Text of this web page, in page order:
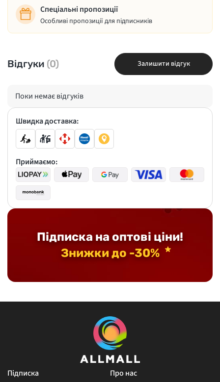
Спеціальні пропозиції
Особливі пропозиції для підписників
Відгуки (0) Залишити відгук
Поки немає відгуків
Підписка на оптові ціни!
Знижки до -30%
Швидка доставка:
Приймаємо:
Підписка
Про нас